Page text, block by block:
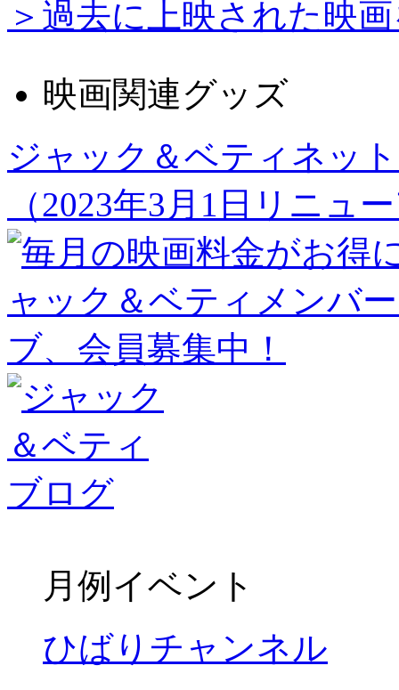
＞過去に上映された映
映画関連グッズ
ジャック＆ベティネッ
（2023年3月1日リニュ
月例イベント
ひばりチャンネル